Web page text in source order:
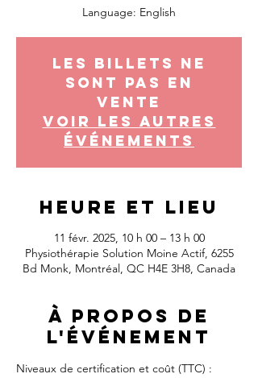
Language: English
Les billets ne
sont pas en
vente
Voir les autres
événements
Heure et lieu
11 févr. 2025, 10 h 00 – 13 h 00
Physiothérapie Solution Moine Actif, 6255
Bd Monk, Montréal, QC H4E 3H8, Canada
À propos de
l'événement
Niveaux de certification et coût (TTC) :